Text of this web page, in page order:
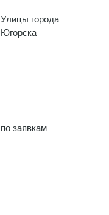
Улицы города
Югорска
по заявкам